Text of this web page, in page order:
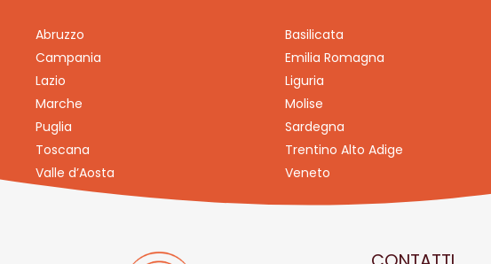
Abruzzo Basilicata
Campania
Emilia Romagna
Lazio
Liguria
Marche
Molise
Puglia
Sardegna
Toscana
Trentino Alto Adige
Valle d’Aosta
Veneto